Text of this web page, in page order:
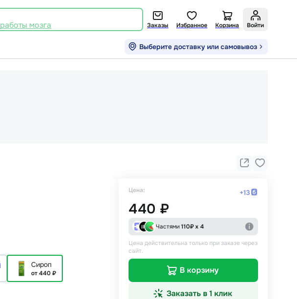
мозга Заказы Избранное Корзина Войти
Выберите доставку или самовывоз
Сироп
от 440 ₽
Цена: +13
440 ₽
Частями110₽ х 4
Цена действительна только при заказе через
сайт.
В корзину
Заказать в 1 клик